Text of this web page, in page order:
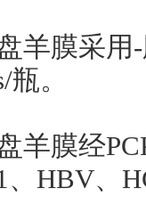
羊膜采用-
瓶。
羊膜经
、 HBV、